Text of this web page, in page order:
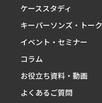
ケーススタディ
キーパーソンズ・トーク
イベント・セミナー
コラム
お役立ち資料・動画
よくあるご質問